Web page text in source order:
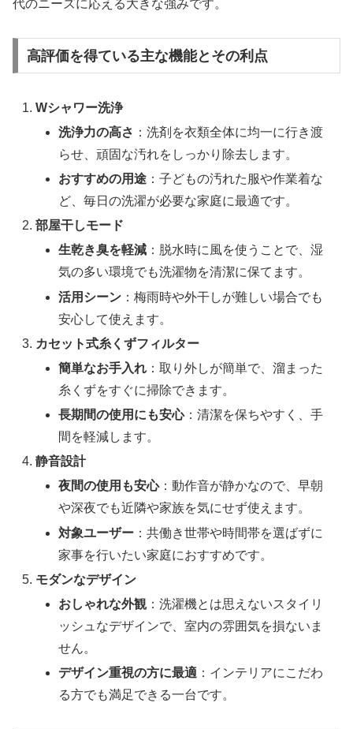
代のニーズに応える大きな強みです。
高評価を得ている主な機能とその利点
Wシャワー洗浄
洗浄力の高さ ：洗剤を衣類全体に均一に行き渡
らせ、頑固な汚れをしっかり除去します。
おすすめの用途 ：子どもの汚れた服や作業着な
ど、毎日の洗濯が必要な家庭に最適です。
部屋干しモード
生乾き臭を軽減 ：脱水時に風を使うことで、湿
気の多い環境でも洗濯物を清潔に保てます。
活用シーン ：梅雨時や外干しが難しい場合でも
安心して使えます。
カセット式糸くずフィルター
簡単なお手入れ ：取り外しが簡単で、溜まった
糸くずをすぐに掃除できます。
長期間の使用にも安心：清潔を保ちやすく、手
間を軽減します。
静音設計
夜間の使用も安心：動作音が静かなので、早朝
や深夜でも近隣や家族を気にせず使えます。
対象ユーザー ：共働き世帯や時間帯を選ばずに
家事を行いたい家庭におすすめです。
モダンなデザイン
おしゃれな外観：洗濯機とは思えないスタイリ
ッシュなデザインで、室内の雰囲気を損ないま
せん。
デザイン重視の方に最適 ：インテリアにこだわ
る方でも満足できる一台です。